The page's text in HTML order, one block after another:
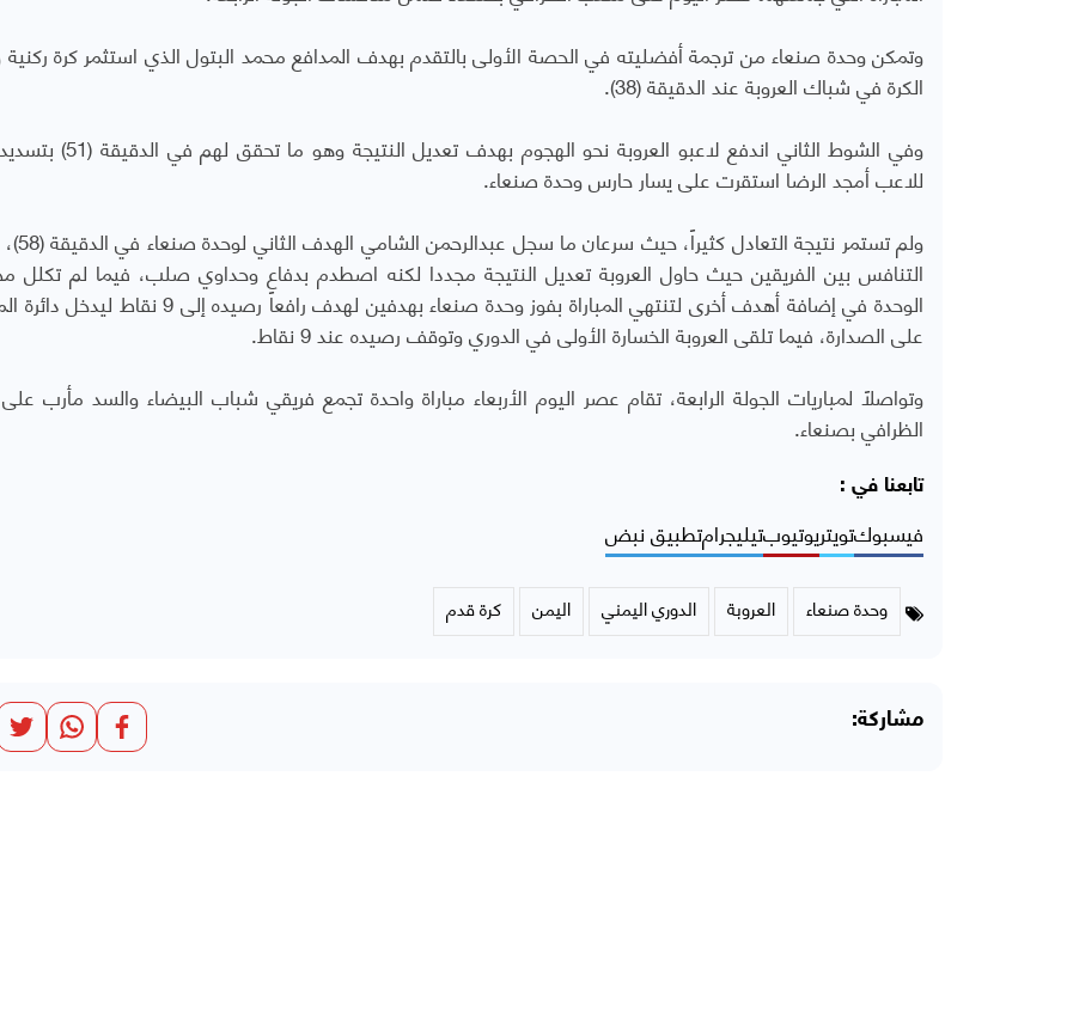
وتمكن وحدة صنعاء من ترجمة أفضليته في الحصة الأولى بالتقدم بهدف المدافع محمد البتول الذي استثمر كرة
الكرة في شباك العروبة عند الدقيقة (38).
وفي الشوط الثاني اندفع لاعبو العروبة نحو الهجوم بهدف
للاعب أمجد الرضا استقرت على يسار حارس وحدة صنعاء.
ولم تستمر نتيجة
التنافس بين الفريقين حيث حاول العروبة تعديل النتيجة مجددا لكنه اصطدم بدفاع وحداوي صلب، فيما لم تكلل
الوحدة في إضافة أهدف أخرى لتنتهي المباراة بفوز وحدة صنعاء بهدفين لهدف رافعاً
على الصدارة، فيما تلقى العروبة الخسارة الأولى في الدوري وتوقف رصيده عند 9 نقاط.
وتواصلاً لمباريات الجولة الرابعة، تقام عصر اليوم الأربعاء مباراة واحدة تجمع فريقي شباب البيضاء والسد مأرب
الظرافي بصنعاء.
تابعنا في :
فيسبوكتويتريوتيوبتيليجرامتطبيق نبض
وحدة صنعاء العروبة الدوري اليمني اليمن كرة قدم
مشاركة: